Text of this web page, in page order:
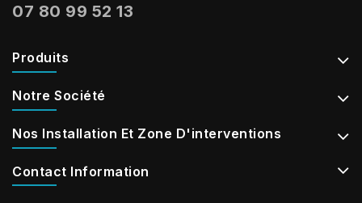
07 80 99 52 13
Produits
Notre Société
Nos Installation Et Zone D'interventions
Contact Information